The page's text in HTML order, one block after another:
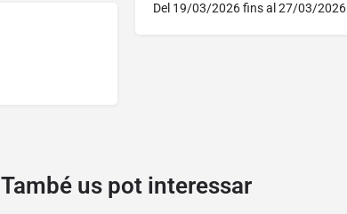
Del 19/03/2026 fins al 27/03/2026
També us pot interessar